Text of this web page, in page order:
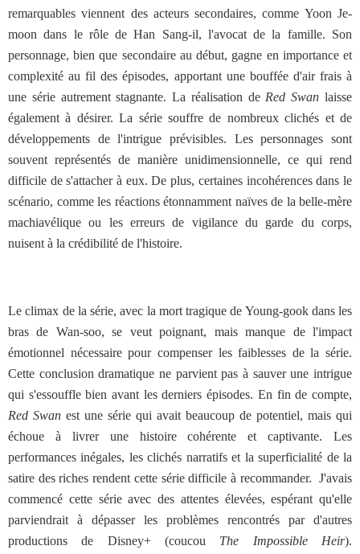
remarquables viennent des acteurs secondaires, comme Yoon Je-
moon dans le rôle de Han Sang-il, l'avocat de la famille. Son
personnage, bien que secondaire au début, gagne en importance et
complexité au fil des épisodes, apportant une bouffée d'air frais à
une série autrement stagnante. La réalisation de Red Swan laisse
également à désirer. La série souffre de nombreux clichés et de
développements de l'intrigue prévisibles. Les personnages sont
souvent représentés de manière unidimensionnelle, ce qui rend
difficile de s'attacher à eux. De plus, certaines incohérences dans le
scénario, comme les réactions étonnamment naïves de la belle-mère
machiavélique ou les erreurs de vigilance du garde du corps,
nuisent à la crédibilité de l'histoire.
Le climax de la série, avec la mort tragique de Young-gook dans les
bras de Wan-soo, se veut poignant, mais manque de l'impact
émotionnel nécessaire pour compenser les faiblesses de la série.
Cette conclusion dramatique ne parvient pas à sauver une intrigue
qui s'essouffle bien avant les derniers épisodes. En fin de compte,
Red Swan est une série qui avait beaucoup de potentiel, mais qui
échoue à livrer une histoire cohérente et captivante. Les
performances inégales, les clichés narratifs et la superficialité de la
satire des riches rendent cette série difficile à recommander. J'avais
commencé cette série avec des attentes élevées, espérant qu'elle
parviendrait à dépasser les problèmes rencontrés par d'autres
productions de Disney+ (coucou The Impossible Heir).